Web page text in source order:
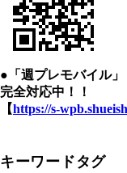
●「週プレモバイル
完全対応中！！
【https://s-
キーワードタグ